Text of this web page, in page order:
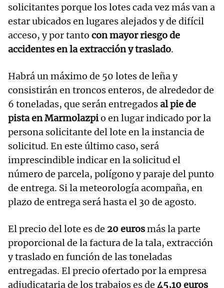
solicitantes porque los lotes cada vez más van a
estar ubicados en lugares alejados y de difícil
acceso, y por tanto con mayor riesgo de
accidentes en la extracción y traslado.
Habrá un máximo de 50 lotes de leña y
consistirán en troncos enteros, de alrededor de
6 toneladas, que serán entregadosal pie de
pista en Marmolazpio en lugar indicado por la
persona solicitante del lote en la instancia de
solicitud. En este último caso, será
imprescindible indicar en la solicitud el
número de parcela, polígono y paraje del punto
de entrega. Si la meteorología acompaña, en
plazo de entrega será hasta el 30 de agosto.
El precio del lote es de 20 eurosmás la parte
proporcional de la factura de la tala, extracción
y traslado en función de las toneladas
entregadas. El precio ofertado por la empresa
adjudicataria de los trabajos es de 45,10 euros